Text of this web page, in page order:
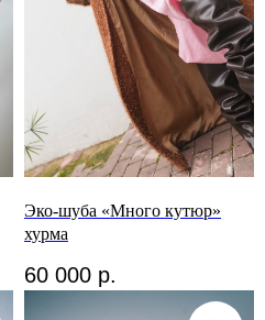
Эко-шуба «Много кутюр»
хурма
60 000 р.